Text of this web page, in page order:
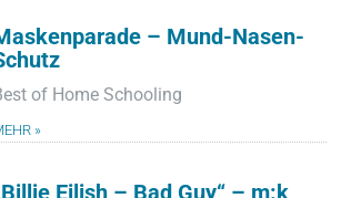
– Mund-Nasen-
of Home Schooling
»